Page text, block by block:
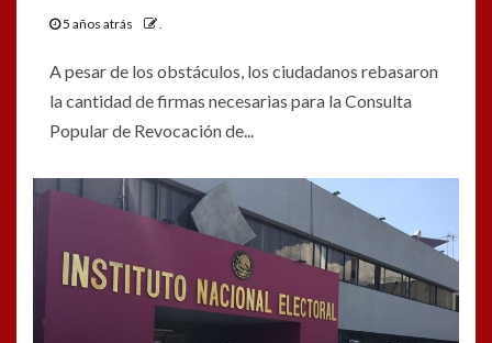
5 años atrás .
A pesar de los obstáculos, los ciudadanos rebasaron
la cantidad de firmas necesarias para la Consulta
Popular de Revocación de...